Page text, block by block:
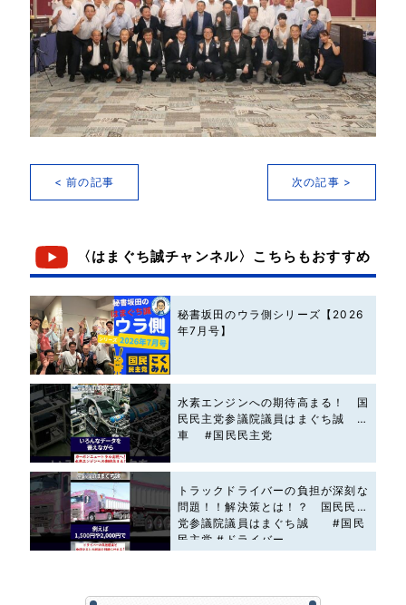
< 前の記事 次の記事 >
〈はまぐち誠チャンネル〉こちらもおすすめ
秘書坂田のウラ側シリーズ【2026
年7月号】
水素エンジンへの期待高まる！ 国
民民主党参議院議員はまぐち誠 #
車 #国民民主党
トラックドライバーの負担が深刻な
問題！！解決策とは！？ 国民民主
党参議院議員はまぐち誠 #国民
民主党 #ドライバー